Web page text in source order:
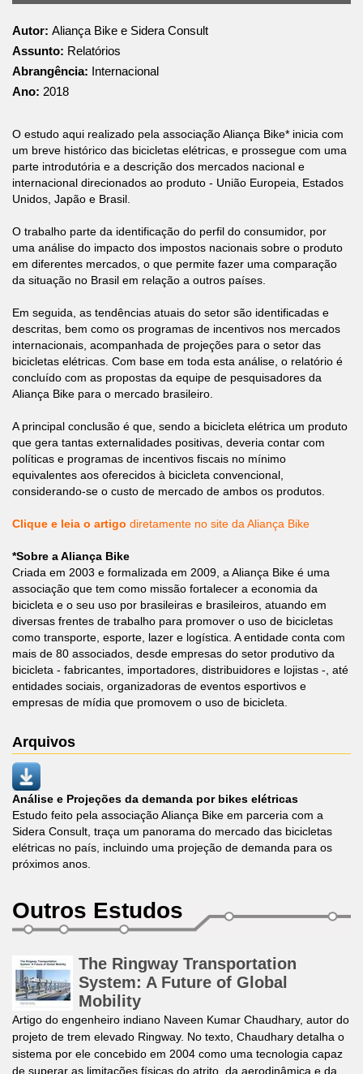
Autor: Aliança Bike e Sidera Consult
Assunto: Relatórios
Abrangência: Internacional
Ano: 2018
O estudo aqui realizado pela associação Aliança Bike* inicia com
um breve histórico das bicicletas elétricas, e prossegue com uma
parte introdutória e a descrição dos mercados nacional e
internacional direcionados ao produto - União Europeia, Estados
Unidos, Japão e Brasil.
O trabalho parte da identificação do perfil do consumidor, por
uma análise do impacto dos impostos nacionais sobre o produto
em diferentes mercados, o que permite fazer uma comparação
da situação no Brasil em relação a outros países.
Em seguida, as tendências atuais do setor são identificadas e
descritas, bem como os programas de incentivos nos mercados
internacionais, acompanhada de projeções para o setor das
bicicletas elétricas. Com base em toda esta análise, o relatório é
concluído com as propostas da equipe de pesquisadores da
Aliança Bike para o mercado brasileiro.
A principal conclusão é que, sendo a bicicleta elétrica um produto
que gera tantas externalidades positivas, deveria contar com
políticas e programas de incentivos fiscais no mínimo
equivalentes aos oferecidos à bicicleta convencional,
considerando-se o custo de mercado de ambos os produtos.
Clique e leia o artigo diretamente no site da Aliança Bike
*Sobre a Aliança Bike
Criada em 2003 e formalizada em 2009, a Aliança Bike é uma
associação que tem como missão fortalecer a economia da
bicicleta e o seu uso por brasileiras e brasileiros, atuando em
diversas frentes de trabalho para promover o uso de bicicletas
como transporte, esporte, lazer e logística. A entidade conta com
mais de 80 associados, desde empresas do setor produtivo da
bicicleta - fabricantes, importadores, distribuidores e lojistas -, até
entidades sociais, organizadoras de eventos esportivos e
empresas de mídia que promovem o uso de bicicleta.
Arquivos
Análise e Projeções da demanda por bikes elétricas
Estudo feito pela associação Aliança Bike em parceria com a
Sidera Consult, traça um panorama do mercado das bicicletas
elétricas no país, incluindo uma projeção de demanda para os
próximos anos.
Outros Estudos
The Ringway Transportation
System: A Future of Global
Mobility
Artigo do engenheiro indiano Naveen Kumar Chaudhary, autor do
projeto de trem elevado Ringway. No texto, Chaudhary detalha o
sistema por ele concebido em 2004 como uma tecnologia capaz
de superar as limitações físicas do atrito, da aerodinâmica e da